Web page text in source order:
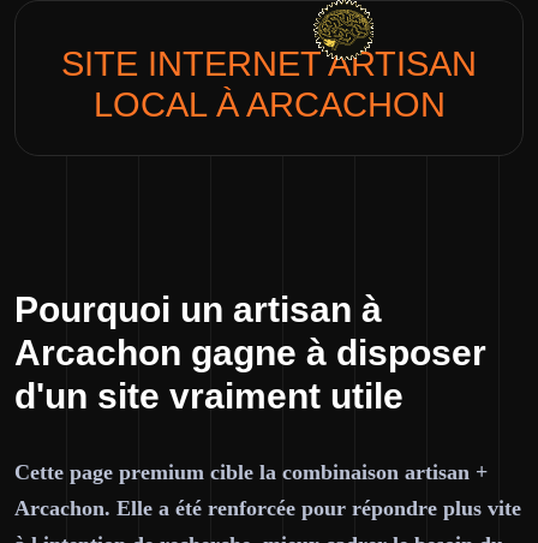
SITE INTERNETARTISAN
LOCALÀ ARCACHON
Pourquoi un artisan à
Arcachon gagne à disposer
d'un site vraiment utile
Cette page premium cible la combinaison artisan +
Arcachon. Elle a été renforcée pour répondre plus vite